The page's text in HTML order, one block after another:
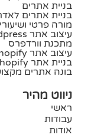
בניית אתרים
בניית אתרים
מורה פרטי
עיצוב אתר Wordpress
מתכנת וורדפרס
עיצוב אתר Shopify
בניית אתר Shopify
בונה אתרים
ניווט מהיר
ראשי
עבודות
אודות